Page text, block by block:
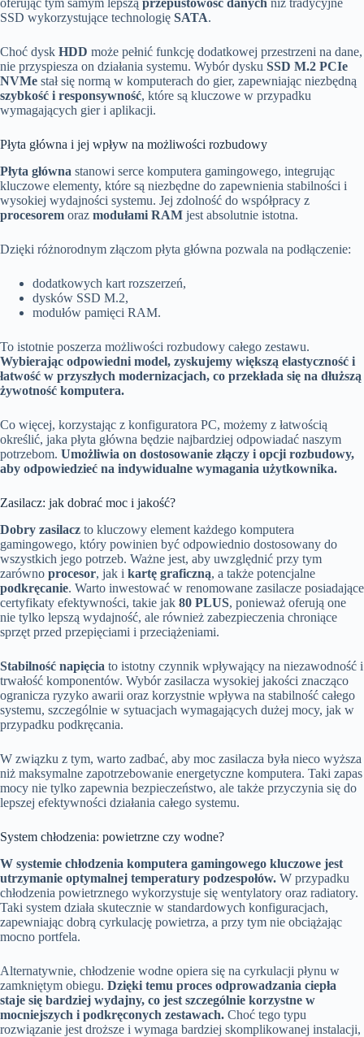
oferując tym samym lepszą przepustowość danych niż tradycyjne
SSD wykorzystujące technologię SATA.
Choć dysk HDD może pełnić funkcję dodatkowej przestrzeni na dane,
nie przyspiesza on działania systemu. Wybór dysku SSD M.2 PCIe
NVMe stał się normą w komputerach do gier, zapewniając niezbędną
szybkość i responsywność, które są kluczowe w przypadku
wymagających gier i aplikacji.
Płyta główna i jej wpływ na możliwości rozbudowy
Płyta główna stanowi serce komputera gamingowego, integrując
kluczowe elementy, które są niezbędne do zapewnienia stabilności i
wysokiej wydajności systemu. Jej zdolność do współpracy z
procesorem oraz modułami RAM jest absolutnie istotna.
Dzięki różnorodnym złączom płyta główna pozwala na podłączenie:
dodatkowych kart rozszerzeń,
dysków SSD M.2,
modułów pamięci RAM.
To istotnie poszerza możliwości rozbudowy całego zestawu.
Wybierając odpowiedni model, zyskujemy większą elastyczność i
łatwość w przyszłych modernizacjach, co przekłada się na dłuższą
żywotność komputera.
Co więcej, korzystając z konfiguratora PC, możemy z łatwością
określić, jaka płyta główna będzie najbardziej odpowiadać naszym
potrzebom. Umożliwia on dostosowanie złączy i opcji rozbudowy,
aby odpowiedzieć na indywidualne wymagania użytkownika.
Zasilacz: jak dobrać moc i jakość?
Dobry zasilacz to kluczowy element każdego komputera
gamingowego, który powinien być odpowiednio dostosowany do
wszystkich jego potrzeb. Ważne jest, aby uwzględnić przy tym
zarówno procesor, jak i kartę graficzną, a także potencjalne
podkręcanie. Warto inwestować w renomowane zasilacze posiadające
certyfikaty efektywności, takie jak 80 PLUS, ponieważ oferują one
nie tylko lepszą wydajność, ale również zabezpieczenia chroniące
sprzęt przed przepięciami i przeciążeniami.
Stabilność napięcia to istotny czynnik wpływający na niezawodność i
trwałość komponentów. Wybór zasilacza wysokiej jakości znacząco
ogranicza ryzyko awarii oraz korzystnie wpływa na stabilność całego
systemu, szczególnie w sytuacjach wymagających dużej mocy, jak w
przypadku podkręcania.
W związku z tym, warto zadbać, aby moc zasilacza była nieco wyższa
niż maksymalne zapotrzebowanie energetyczne komputera. Taki zapas
mocy nie tylko zapewnia bezpieczeństwo, ale także przyczynia się do
lepszej efektywności działania całego systemu.
System chłodzenia: powietrzne czy wodne?
W systemie chłodzenia komputera gamingowego kluczowe jest
utrzymanie optymalnej temperatury podzespołów. W przypadku
chłodzenia powietrznego wykorzystuje się wentylatory oraz radiatory.
Taki system działa skutecznie w standardowych konfiguracjach,
zapewniając dobrą cyrkulację powietrza, a przy tym nie obciążając
mocno portfela.
Alternatywnie, chłodzenie wodne opiera się na cyrkulacji płynu w
zamkniętym obiegu. Dzięki temu proces odprowadzania ciepła
staje się bardziej wydajny, co jest szczególnie korzystne w
mocniejszych i podkręconych zestawach. Choć tego typu
rozwiązanie jest droższe i wymaga bardziej skomplikowanej instalacji,